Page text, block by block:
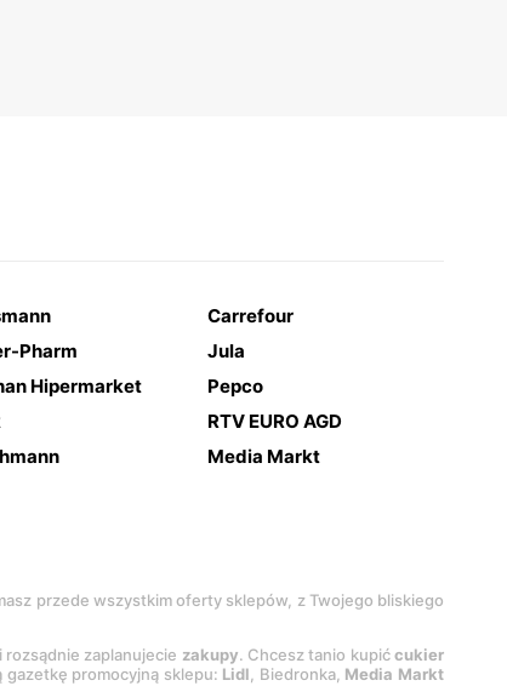
Carrefour
Pharm
Jula
Hipermarket
Pepco
RTV EURO AGD
Media Markt
przede wszystkim oferty sklepów, z Twojego bliskiego
zaplanujecie zakupy. Chcesz tanio kupićcukier
promocyjną sklepu: Lidl, Biedronka, Media Markt